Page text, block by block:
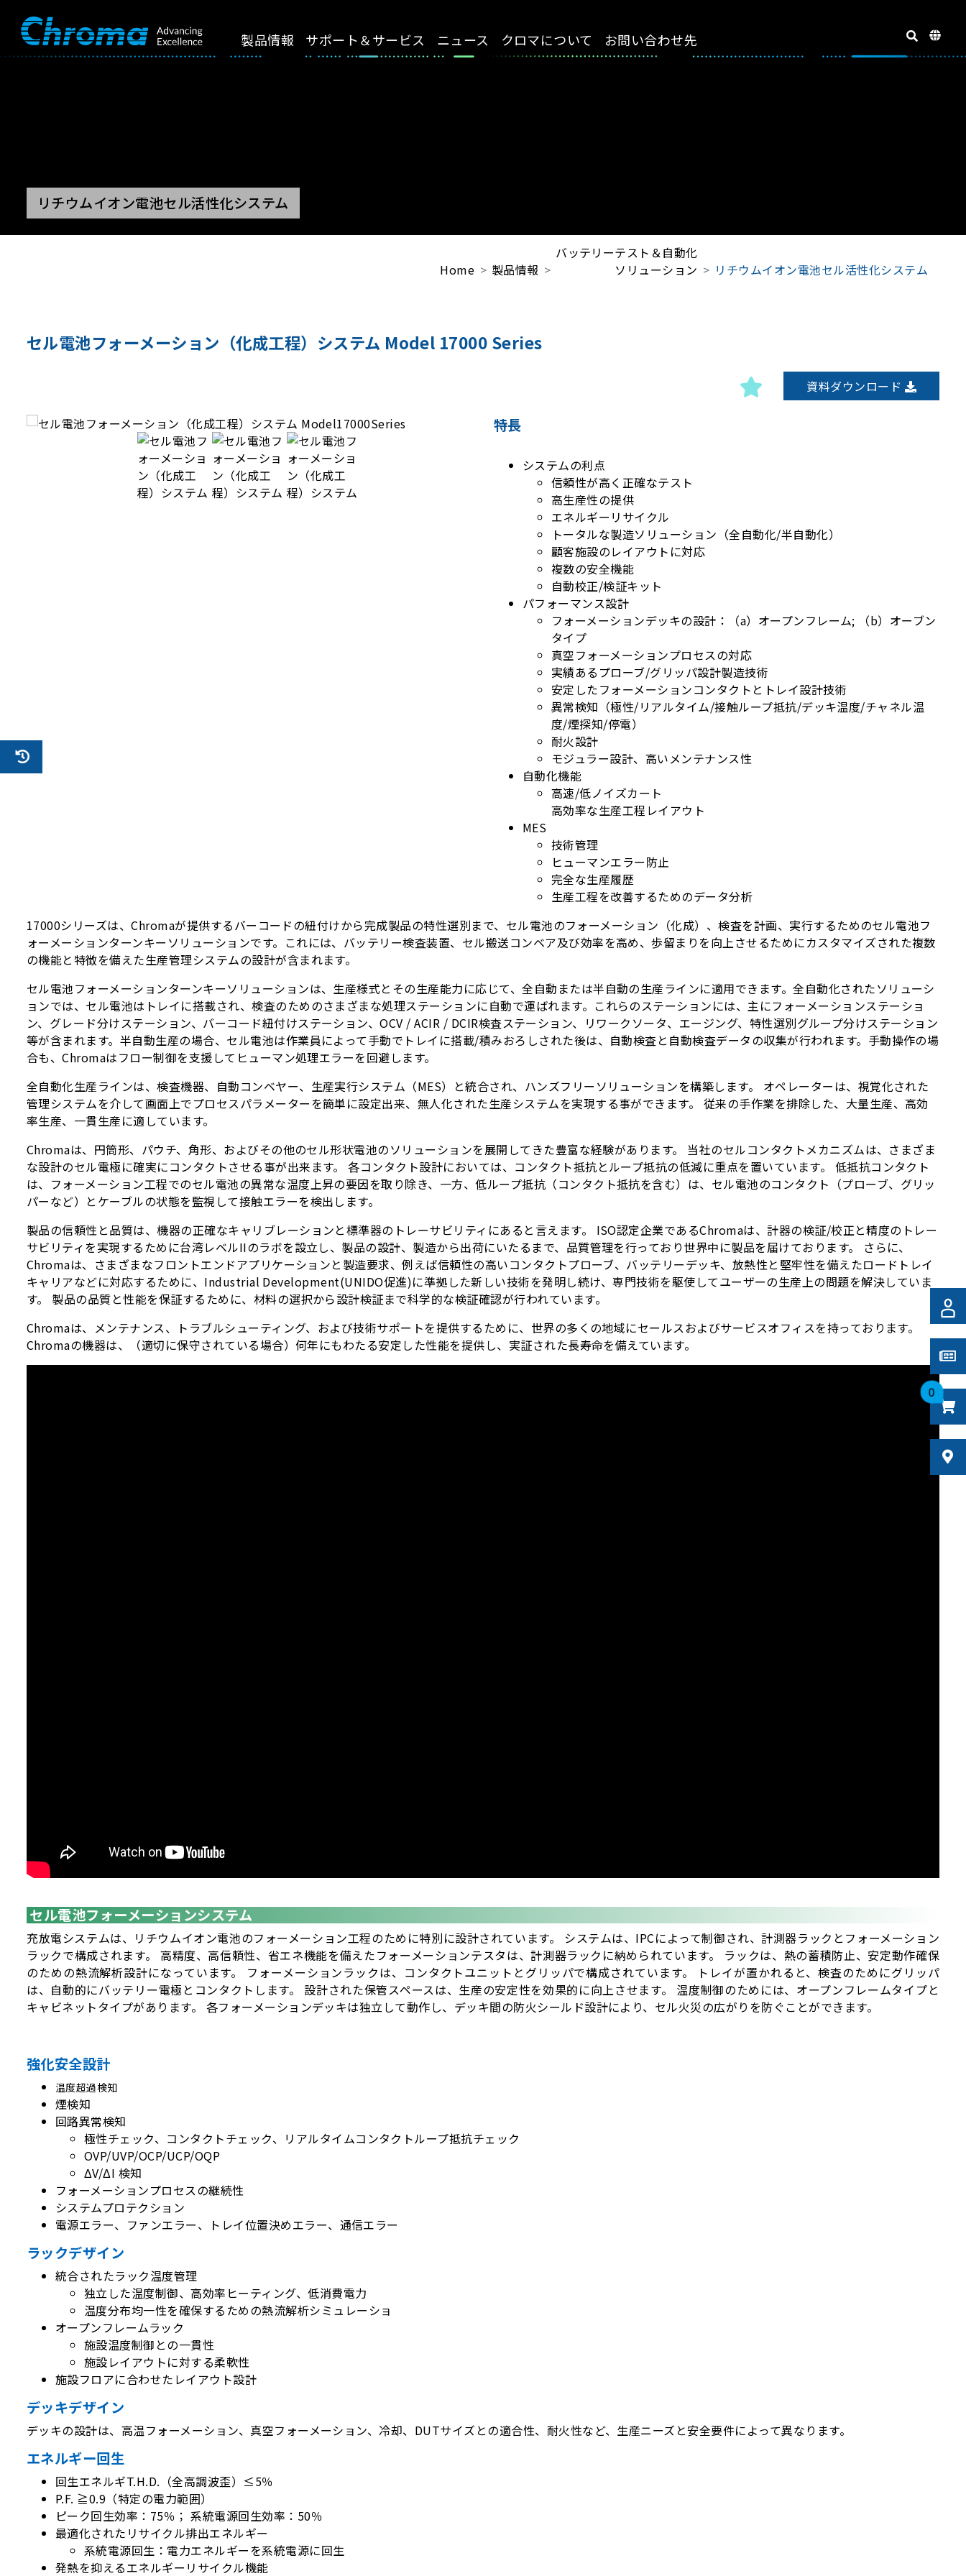
製品情報 サポート＆サービス ニュース クロマについて お問い合わせ先
0
リチウムイオン電池セル活性化システム
Home 製品情報
バッテリーテスト＆自動化
ソリューション
リチウムイオン電池セル活性化システム
セル電池フォーメーション（化成工程）システム Model 17000 Series
資料ダウンロード
特長
システムの利点
信頼性が高く正確なテスト
高生産性の提供
エネルギーリサイクル
トータルな製造ソリューション（全自動化/半自動化）
顧客施設のレイアウトに対応
複数の安全機能
自動校正/検証キット
パフォーマンス設計
フォーメーションデッキの設計：（a）オープンフレーム; （b）オーブン
タイプ
真空フォーメーションプロセスの対応
実績あるプローブ/グリッパ設計製造技術
安定したフォーメーションコンタクトとトレイ設計技術
異常検知（極性/リアルタイム/接触ループ抵抗/デッキ温度/チャネル温
度/煙探知/停電）
耐火設計
モジュラー設計、高いメンテナンス性
自動化機能
高速/低ノイズカート
高効率な生産工程レイアウト
MES
技術管理
ヒューマンエラー防止
完全な生産履歴
生産工程を改善するためのデータ分析
17000シリーズは、Chromaが提供するバーコードの紐付けから完成製品の特性選別まで、セル電池のフォーメーション（化成）、検査を計画、実行するためのセル電池フ
ォーメーションターンキーソリューションです。これには、バッテリー検査装置、セル搬送コンベア及び効率を高め、歩留まりを向上させるためにカスタマイズされた複数
の機能と特徴を備えた生産管理システムの設計が含まれます。
セル電池フォーメーションターンキーソリューションは、生産様式とその生産能力に応じて、全自動または半自動の生産ラインに適用できます。全自動化されたソリューシ
ョンでは、セル電池はトレイに搭載され、検査のためのさまざまな処理ステーションに自動で運ばれます。これらのステーションには、主にフォーメーションステーショ
ン、グレード分けステーション、バーコード紐付けステーション、OCV / ACIR / DCIR検査ステーション、リワークソータ、エージング、特性選別グループ分けステーション
等が含まれます。半自動生産の場合、セル電池は作業員によって手動でトレイに搭載/積みおろしされた後は、自動検査と自動検査データの収集が行われます。手動操作の場
合も、Chromaはフロー制御を支援してヒューマン処理エラーを回避します。
全自動化生産ラインは、検査機器、自動コンベヤー、生産実行システム（MES）と統合され、ハンズフリーソリューションを構築します。 オペレーターは、視覚化された
管理システムを介して画面上でプロセスパラメーターを簡単に設定出来、無人化された生産システムを実現する事ができます。 従来の手作業を排除した、大量生産、高効
率生産、一貫生産に適しています。
Chromaは、円筒形、パウチ、角形、およびその他のセル形状電池のソリューションを展開してきた豊富な経験があります。 当社のセルコンタクトメカニズムは、さまざま
な設計のセル電極に確実にコンタクトさせる事が出来ます。 各コンタクト設計においては、コンタクト抵抗とループ抵抗の低減に重点を置いています。 低抵抗コンタクト
は、フォーメーション工程でのセル電池の異常な温度上昇の要因を取り除き、一方、低ループ抵抗（コンタクト抵抗を含む）は、セル電池のコンタクト（プローブ、グリッ
パーなど）とケーブルの状態を監視して接触エラーを検出します。
製品の信頼性と品質は、機器の正確なキャリブレーションと標準器のトレーサビリティにあると言えます。 ISO認定企業であるChromaは、計器の検証/校正と精度のトレー
サビリティを実現するために台湾レベルIIのラボを設立し、製品の設計、製造から出荷にいたるまで、品質管理を行っており世界中に製品を届けております。 さらに、
Chromaは、さまざまなフロントエンドアプリケーションと製造要求、例えば信頼性の高いコンタクトプローブ、バッテリーデッキ、放熱性と堅牢性を備えたロードトレイ
キャリアなどに対応するために、Industrial Development(UNIDO促進)に準拠した新しい技術を発明し続け、専門技術を駆使してユーザーの生産上の問題を解決していま
す。 製品の品質と性能を保証するために、材料の選択から設計検証まで科学的な検証確認が行われています。
Chromaは、メンテナンス、トラブルシューティング、および技術サポートを提供するために、世界の多くの地域にセールスおよびサービスオフィスを持っております。
Chromaの機器は、（適切に保守されている場合）何年にもわたる安定した性能を提供し、実証された長寿命を備えています。
セル電池フォーメーションシステム
充放電システムは、リチウムイオン電池のフォーメーション工程のために特別に設計されています。 システムは、IPCによって制御され、計測器ラックとフォーメーション
ラックで構成されます。 高精度、高信頼性、省エネ機能を備えたフォーメーションテスタは、計測器ラックに納められています。 ラックは、熱の蓄積防止、安定動作確保
のための熱流解析設計になっています。 フォーメーションラックは、コンタクトユニットとグリッパで構成されています。 トレイが置かれると、検査のためにグリッパ
は、自動的にバッテリー電極とコンタクトします。 設計された保管スペースは、生産の安定性を効果的に向上させます。 温度制御のためには、オープンフレームタイプと
キャビネットタイプがあります。 各フォーメーションデッキは独立して動作し、デッキ間の防火シールド設計により、セル火災の広がりを防ぐことができます。
強化安全設計
温度超過検知
煙検知
回路異常検知
極性チェック、コンタクトチェック、リアルタイムコンタクトループ抵抗チェック
OVP/UVP/OCP/UCP/OQP
ΔV/ΔI 検知
フォーメーションプロセスの継続性
システムプロテクション
電源エラー、ファンエラー、トレイ位置決めエラー、通信エラー
ラックデザイン
統合されたラック温度管理
独立した温度制御、高効率ヒーティング、低消費電力
温度分布均一性を確保するための熱流解析シミュレーショ
オープンフレームラック
施設温度制御との一貫性
施設レイアウトに対する柔軟性
施設フロアに合わせたレイアウト設計
デッキデザイン
デッキの設計は、高温フォーメーション、真空フォーメーション、冷却、DUTサイズとの適合性、耐火性など、生産ニーズと安全要件によって異なります。
エネルギー回生
回生エネルギT.H.D.（全高調波歪）≤5％
P.F. ≧0.9（特定の電力範囲）
ピーク回生効率：75％； 系統電源回生効率：50％
最適化されたリサイクル排出エネルギー
系統電源回生：電力エネルギーを系統電源に回生
発熱を抑えるエネルギーリサイクル機能